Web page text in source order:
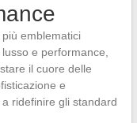
emblematici
e performance,
il cuore delle
e
ridefinire gli standard